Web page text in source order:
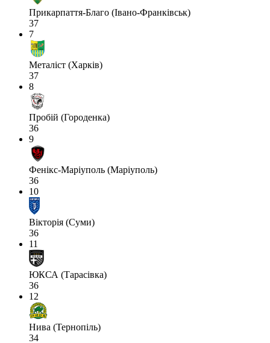
Прикарпаття-Благо (Івано-Франківськ)
37
7
Металіст (Харків)
37
8
Пробій (Городенка)
36
9
Фенікс-Маріуполь (Маріуполь)
36
10
Вікторія (Суми)
36
11
ЮКСА (Тарасівка)
36
12
Нива (Тернопіль)
34